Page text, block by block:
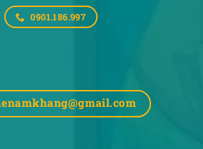
0901.186.997